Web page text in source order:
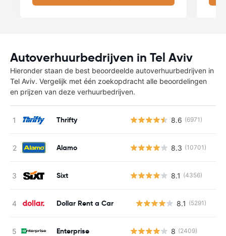
Autoverhuurbedrijven in Tel Aviv
Hieronder staan de best beoordeelde autoverhuurbedrijven in
Tel Aviv. Vergelijk met één zoekopdracht alle beoordelingen
en prijzen van deze verhuurbedrijven.
Thrifty 8.6 (6971)
Alamo 8.3 (10701)
Sixt 8.1 (4356)
Dollar Rent a Car 8.1 (5291)
Enterprise 8 (2409)